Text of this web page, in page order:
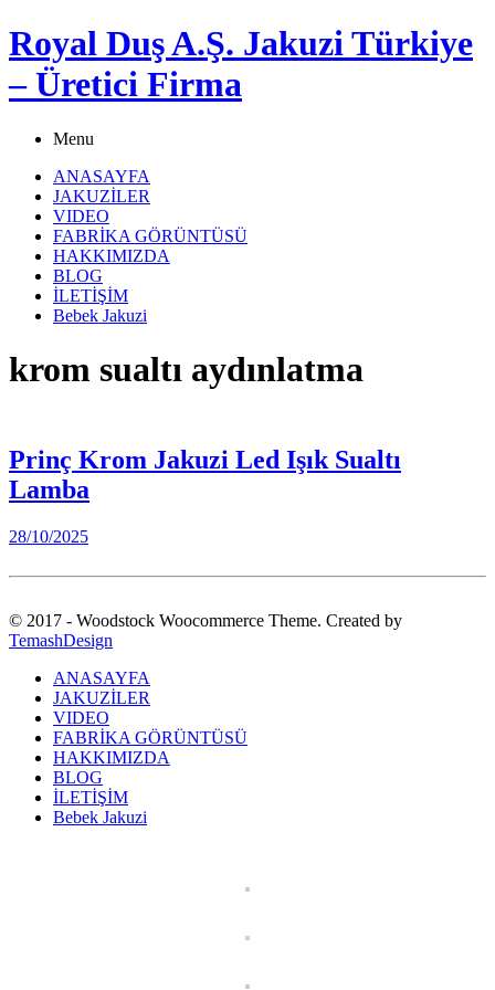
Royal Duş A.Ş. Jakuzi Türkiye
– Üretici Firma
Menu
ANASAYFA
JAKUZİLER
VIDEO
FABRİKA GÖRÜNTÜSÜ
HAKKIMIZDA
BLOG
İLETİŞİM
Bebek Jakuzi
krom sualtı aydınlatma
Prinç Krom Jakuzi Led Işık Sualtı
Lamba
28/10/2025
© 2017 - Woodstock Woocommerce Theme. Created by
TemashDesign
ANASAYFA
JAKUZİLER
VIDEO
FABRİKA GÖRÜNTÜSÜ
HAKKIMIZDA
BLOG
İLETİŞİM
Bebek Jakuzi